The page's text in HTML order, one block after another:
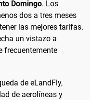
Domingo. Los
dos a tres meses
las mejores tarifas.
un vistazo a
frecuentemente
de eLandFly,
de aerolíneas y